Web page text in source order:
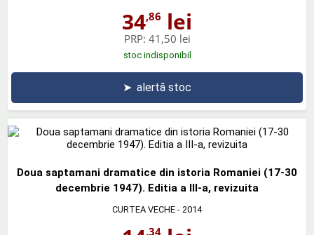
34,86 lei
PRP: 41,50 lei
stoc indisponibil
➤ alertă stoc
Doua saptamani dramatice din istoria Romaniei (17-30
decembrie 1947). Editia a III-a, revizuita
CURTEA VECHE - 2014
,34